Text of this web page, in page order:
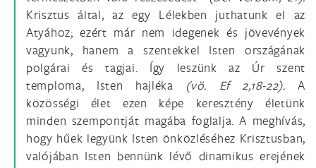
Krisztus által, az egy Lélekben juthatunk el az
Atyához; ezért már nem idegenek és jövevények
vagyunk, hanem a szentekkel Isten országának
polgárai és tagjai. Így leszünk az Úr szent
temploma, Isten hajléka (vö. Ef 2,18-22). A
közösségi élet ezen képe keresztény életünk
minden szempontját magába foglalja. A meghívás,
hogy hűek legyünk Isten önközléséhez Krisztusban,
valójában Isten bennünk lévő dinamikus erejének